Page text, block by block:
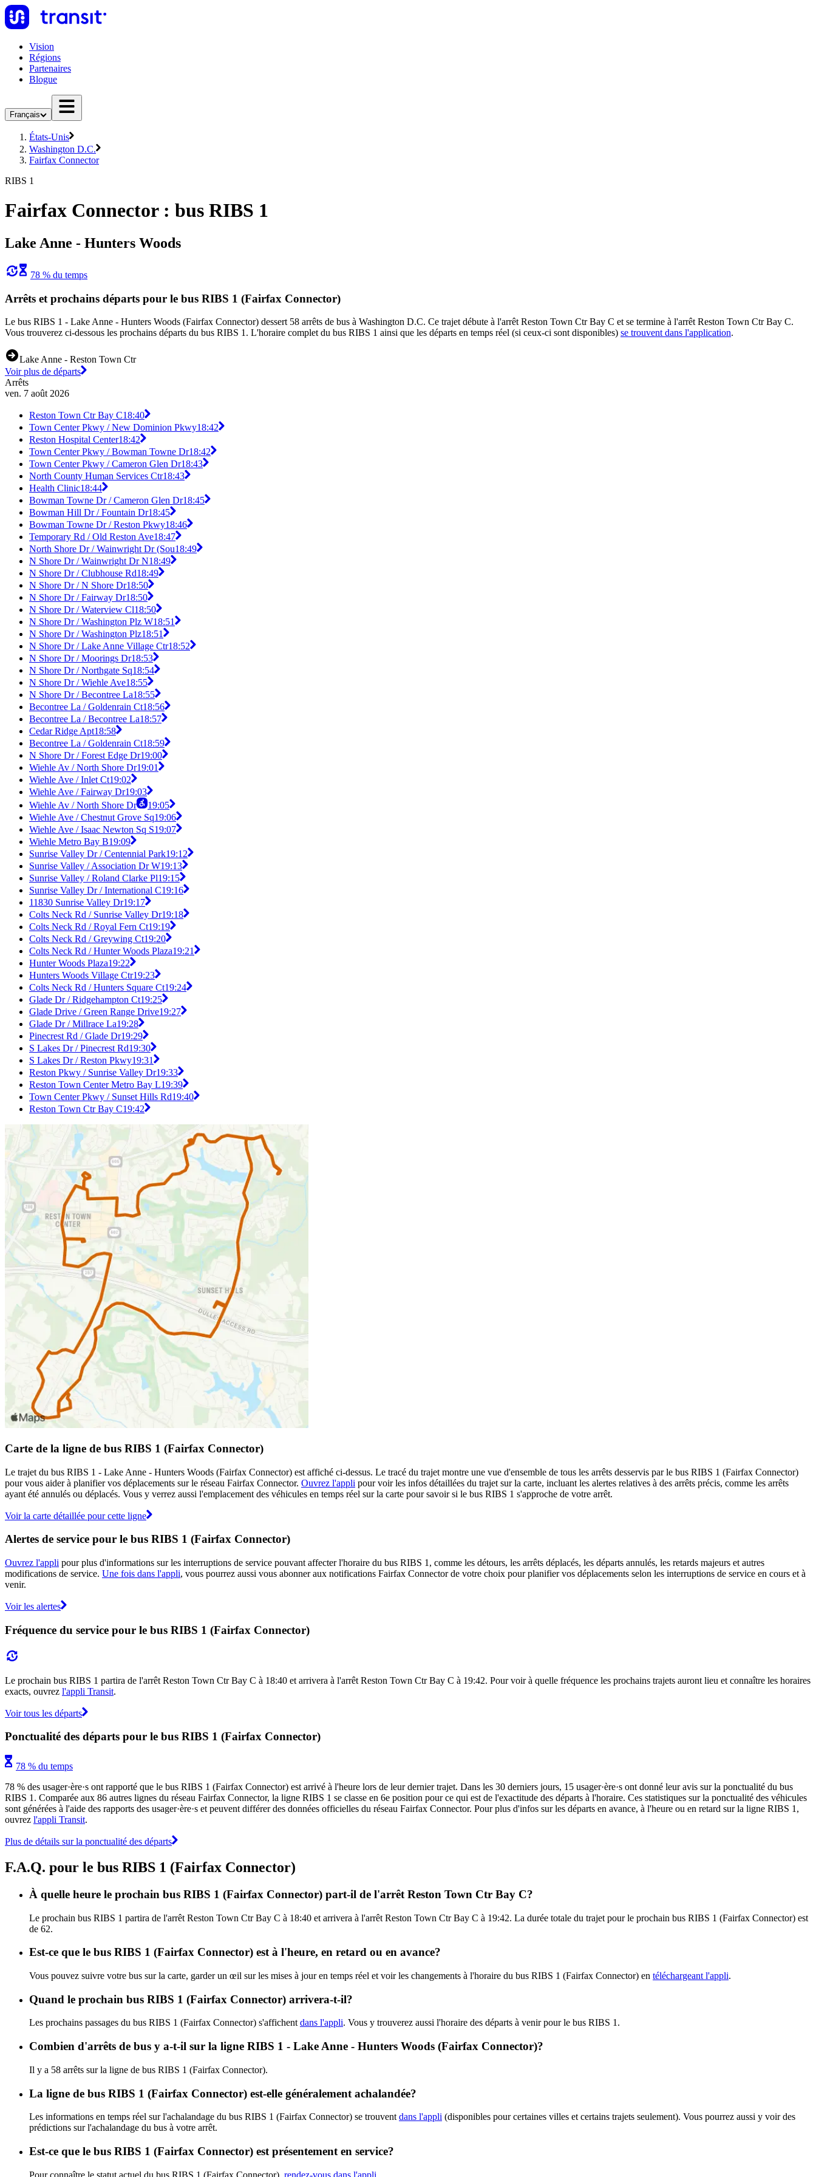
Vision
Régions
Partenaires
Blogue
Français
États-Unis
Washington D.C.
Fairfax Connector
RIBS 1
Fairfax Connector : bus RIBS 1
Lake Anne - Hunters Woods
78 % du temps
Arrêts et prochains départs pour le bus RIBS 1 (Fairfax Connector)
Le bus RIBS 1 - Lake Anne - Hunters Woods (Fairfax Connector) dessert 58 arrêts de bus à Washington D.C. Ce trajet débute à l'arrêt Reston Town Ctr Bay C et se termine à l'arrêt Reston Town Ctr Bay C.
Vous trouverez ci-dessous les prochains départs du bus RIBS 1. L'horaire complet du bus RIBS 1 ainsi que les départs en temps réel (si ceux-ci sont disponibles) se trouvent dans l'application.
Lake Anne - Reston Town Ctr
Voir plus de départs
Arrêts
ven. 7 août 2026
Reston Town Ctr Bay C18:40
Town Center Pkwy / New Dominion Pkwy18:42
Reston Hospital Center18:42
Town Center Pkwy / Bowman Towne Dr18:42
Town Center Pkwy / Cameron Glen Dr18:43
North County Human Services Ctr18:43
Health Clinic18:44
Bowman Towne Dr / Cameron Glen Dr18:45
Bowman Hill Dr / Fountain Dr18:45
Bowman Towne Dr / Reston Pkwy18:46
Temporary Rd / Old Reston Ave18:47
North Shore Dr / Wainwright Dr (Sou18:49
N Shore Dr / Wainwright Dr N18:49
N Shore Dr / Clubhouse Rd18:49
N Shore Dr / N Shore Dr18:50
N Shore Dr / Fairway Dr18:50
N Shore Dr / Waterview Cl18:50
N Shore Dr / Washington Plz W18:51
N Shore Dr / Washington Plz18:51
N Shore Dr / Lake Anne Village Ctr18:52
N Shore Dr / Moorings Dr18:53
N Shore Dr / Northgate Sq18:54
N Shore Dr / Wiehle Ave18:55
N Shore Dr / Becontree La18:55
Becontree La / Goldenrain Ct18:56
Becontree La / Becontree La18:57
Cedar Ridge Apt18:58
Becontree La / Goldenrain Ct18:59
N Shore Dr / Forest Edge Dr19:00
Wiehle Av / North Shore Dr19:01
Wiehle Ave / Inlet Ct19:02
Wiehle Ave / Fairway Dr19:03
Wiehle Av / North Shore Dr
19:05
Wiehle Ave / Chestnut Grove Sq19:06
Wiehle Ave / Isaac Newton Sq S19:07
Wiehle Metro Bay B19:09
Sunrise Valley Dr / Centennial Park19:12
Sunrise Valley / Association Dr W19:13
Sunrise Valley / Roland Clarke Pl19:15
Sunrise Valley Dr / International C19:16
11830 Sunrise Valley Dr19:17
Colts Neck Rd / Sunrise Valley Dr19:18
Colts Neck Rd / Royal Fern Ct19:19
Colts Neck Rd / Greywing Ct19:20
Colts Neck Rd / Hunter Woods Plaza19:21
Hunter Woods Plaza19:22
Hunters Woods Village Ctr19:23
Colts Neck Rd / Hunters Square Ct19:24
Glade Dr / Ridgehampton Ct19:25
Glade Drive / Green Range Drive19:27
Glade Dr / Millrace La19:28
Pinecrest Rd / Glade Dr19:29
S Lakes Dr / Pinecrest Rd19:30
S Lakes Dr / Reston Pkwy19:31
Reston Pkwy / Sunrise Valley Dr19:33
Reston Town Center Metro Bay L19:39
Town Center Pkwy / Sunset Hills Rd19:40
Reston Town Ctr Bay C19:42
Carte de la ligne de bus RIBS 1 (Fairfax Connector)
Le trajet du bus RIBS 1 - Lake Anne - Hunters Woods (Fairfax Connector) est affiché ci-dessus. Le tracé du trajet montre une vue d'ensemble de tous les arrêts desservis par le bus RIBS 1 (Fairfax Connector)
pour vous aider à planifier vos déplacements sur le réseau Fairfax Connector. Ouvrez l'appli pour voir les infos détaillées du trajet sur la carte, incluant les alertes relatives à des arrêts précis, comme les arrêts
ayant été annulés ou déplacés. Vous y verrez aussi l'emplacement des véhicules en temps réel sur la carte pour savoir si le bus RIBS 1 s'approche de votre arrêt.
Voir la carte détaillée pour cette ligne
Alertes de service pour le bus RIBS 1 (Fairfax Connector)
Ouvrez l'appli pour plus d'informations sur les interruptions de service pouvant affecter l'horaire du bus RIBS 1, comme les détours, les arrêts déplacés, les départs annulés, les retards majeurs et autres
modifications de service. Une fois dans l'appli, vous pourrez aussi vous abonner aux notifications Fairfax Connector de votre choix pour planifier vos déplacements selon les interruptions de service en cours et à
venir.
Voir les alertes
Fréquence du service pour le bus RIBS 1 (Fairfax Connector)
Le prochain bus RIBS 1 partira de l'arrêt Reston Town Ctr Bay C à 18:40 et arrivera à l'arrêt Reston Town Ctr Bay C à 19:42. Pour voir à quelle fréquence les prochains trajets auront lieu et connaître les horaires
exacts, ouvrez l'appli Transit.
Voir tous les départs
Ponctualité des départs pour le bus RIBS 1 (Fairfax Connector)
78 % du temps
78 % des usager·ère·s ont rapporté que le bus RIBS 1 (Fairfax Connector) est arrivé à l'heure lors de leur dernier trajet. Dans les 30 derniers jours, 15 usager·ère·s ont donné leur avis sur la ponctualité du bus
RIBS 1. Comparée aux 86 autres lignes du réseau Fairfax Connector, la ligne RIBS 1 se classe en 6e position pour ce qui est de l'exactitude des départs à l'horaire. Ces statistiques sur la ponctualité des véhicules
sont générées à l'aide des rapports des usager·ère·s et peuvent différer des données officielles du réseau Fairfax Connector. Pour plus d'infos sur les départs en avance, à l'heure ou en retard sur la ligne RIBS 1,
ouvrez l'appli Transit.
Plus de détails sur la ponctualité des départs
F.A.Q. pour le bus RIBS 1 (Fairfax Connector)
À quelle heure le prochain bus RIBS 1 (Fairfax Connector) part-il de l'arrêt Reston Town Ctr Bay C?
Le prochain bus RIBS 1 partira de l'arrêt Reston Town Ctr Bay C à 18:40 et arrivera à l'arrêt Reston Town Ctr Bay C à 19:42. La durée totale du trajet pour le prochain bus RIBS 1 (Fairfax Connector) est
de 62.
Est-ce que le bus RIBS 1 (Fairfax Connector) est à l'heure, en retard ou en avance?
Vous pouvez suivre votre bus sur la carte, garder un œil sur les mises à jour en temps réel et voir les changements à l'horaire du bus RIBS 1 (Fairfax Connector) en téléchargeant l'appli.
Quand le prochain bus RIBS 1 (Fairfax Connector) arrivera-t-il?
Les prochains passages du bus RIBS 1 (Fairfax Connector) s'affichent dans l'appli. Vous y trouverez aussi l'horaire des départs à venir pour le bus RIBS 1.
Combien d'arrêts de bus y a-t-il sur la ligne RIBS 1 - Lake Anne - Hunters Woods (Fairfax Connector)?
Il y a 58 arrêts sur la ligne de bus RIBS 1 (Fairfax Connector).
La ligne de bus RIBS 1 (Fairfax Connector) est-elle généralement achalandée?
Les informations en temps réel sur l'achalandage du bus RIBS 1 (Fairfax Connector) se trouvent dans l'appli (disponibles pour certaines villes et certains trajets seulement). Vous pourrez aussi y voir des
prédictions sur l'achalandage du bus à votre arrêt.
Est-ce que le bus RIBS 1 (Fairfax Connector) est présentement en service?
Pour connaître le statut actuel du bus RIBS 1 (Fairfax Connector), rendez-vous dans l'appli